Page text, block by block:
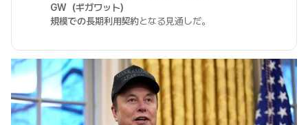
GW（ギガワット）
規模での長期利用契約となる見通しだ。